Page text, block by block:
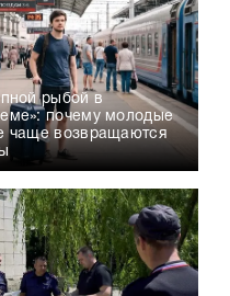
рыбой в
почему молодые
чаще возвращаются